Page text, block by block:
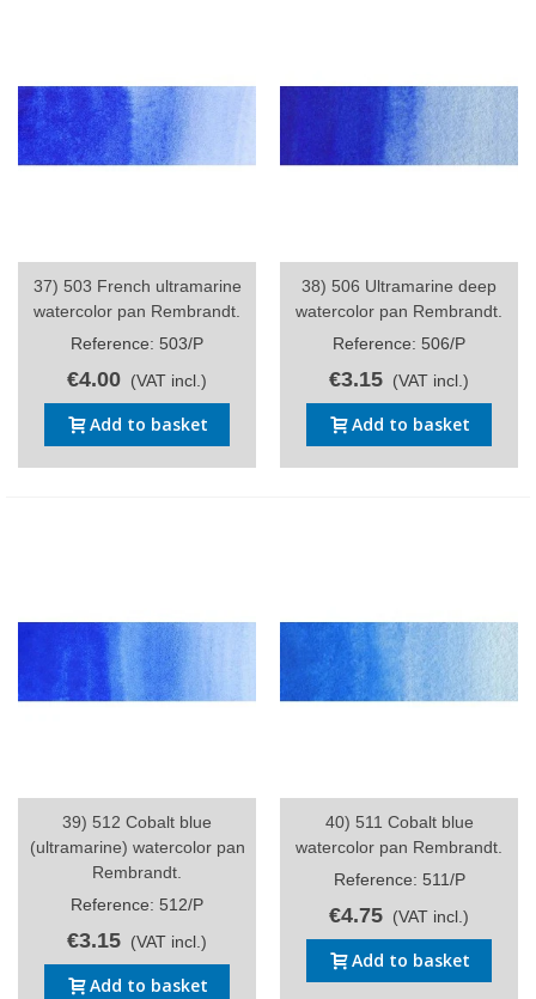
37) 503 French ultramarine
watercolor pan Rembrandt.
Reference: 503/P
€4.00 (VAT incl.)
Add to basket
38) 506 Ultramarine deep
watercolor pan Rembrandt.
Reference: 506/P
€3.15 (VAT incl.)
Add to basket
39) 512 Cobalt blue
(ultramarine) watercolor pan
Rembrandt.
Reference: 512/P
€3.15 (VAT incl.)
Add to basket
40) 511 Cobalt blue
watercolor pan Rembrandt.
Reference: 511/P
€4.75 (VAT incl.)
Add to basket